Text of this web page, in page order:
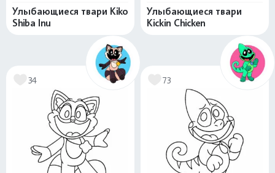
Улыбающиеся твари Kiko
Shiba Inu
Улыбающиеся твари
Kickin Chicken
34 73